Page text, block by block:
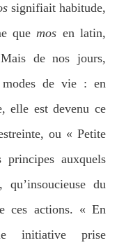
signifiait habitude,
quemos en latin,
de nos jours,
modes de vie : en
elle est devenu ce
ou « Petite
auxquels
du
ces actions. « En
initiative prise